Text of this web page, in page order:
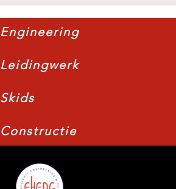
Engineering
Leidingwerk
Skids
Constructie